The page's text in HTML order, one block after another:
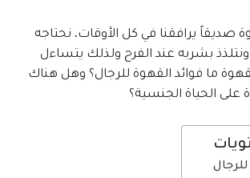
صديقاً يرافقنا في كل الأوقات، نحتاجه
ونتلذذ بشربه عند الفرح ولذلك يتساءل
ما فوائد القهوة للرجال؟ وهل هناك
على الحياة الجنسية؟